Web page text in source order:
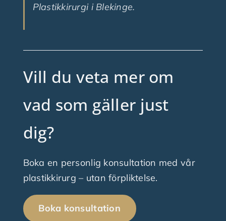
Plastikkirurgi i Blekinge.
Vill du veta mer om
vad som gäller just
dig?
Boka en personlig konsultation med vår
plastikkirurg – utan förpliktelse.
Boka konsultation